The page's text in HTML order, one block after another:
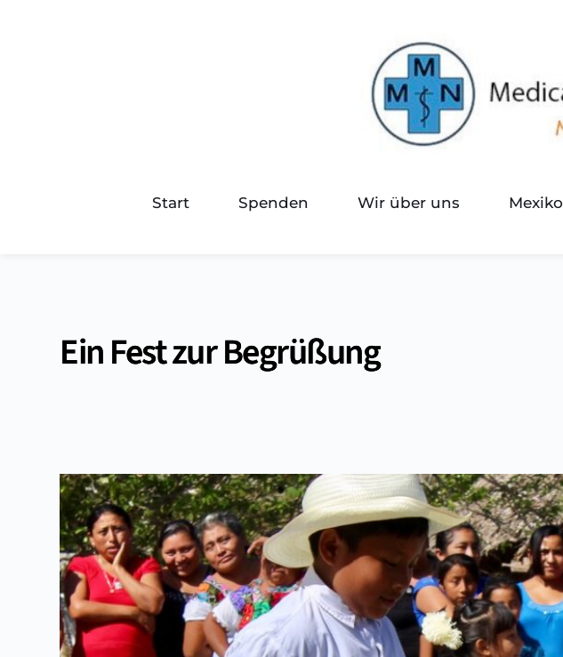
Start Spenden Wir über uns Mexiko
Ein Fest zur Begrüßung